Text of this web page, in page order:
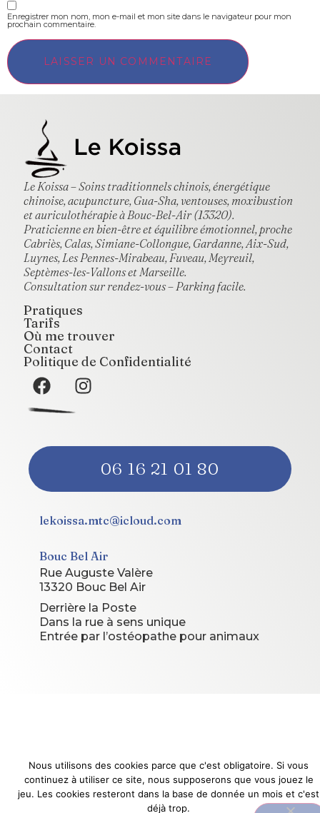
Enregistrer mon nom, mon e-mail et mon site dans le navigateur pour mon
prochain commentaire.
Le Koissa – Soins traditionnels chinois, énergétique
chinoise, acupuncture, Gua-Sha, ventouses, moxibustion
et auriculothérapie à Bouc-Bel-Air (13320).
Praticienne en bien-être et équilibre émotionnel, proche
Cabriès, Calas, Simiane-Collongue, Gardanne, Aix-Sud,
Luynes, Les Pennes-Mirabeau, Fuveau, Meyreuil,
Septèmes-les-Vallons et Marseille.
Consultation sur rendez-vous – Parking facile.
Pratiques
Tarifs
Où me trouver
Contact
Politique de Confidentialité
06 16 21 01 80
lekoissa.mtc@icloud.com
Bouc Bel Air
Rue Auguste Valère
13320 Bouc Bel Air
Derrière la Poste
Dans la rue à sens unique
Entrée par l’ostéopathe pour animaux
Nous utilisons des cookies parce que c'est obligatoire. Si vous
continuez à utiliser ce site, nous supposerons que vous jouez le
jeu. Les cookies resteront dans la base de donnée un mois et c'est
déjà trop.